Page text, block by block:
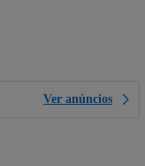
Ver anúncios